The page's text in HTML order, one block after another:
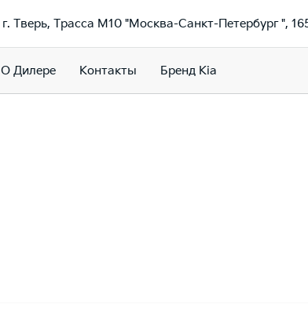
г. Тверь, Трасса М10 "Москва-Санкт-Петербург ",
О Дилере Контакты Бренд Kia